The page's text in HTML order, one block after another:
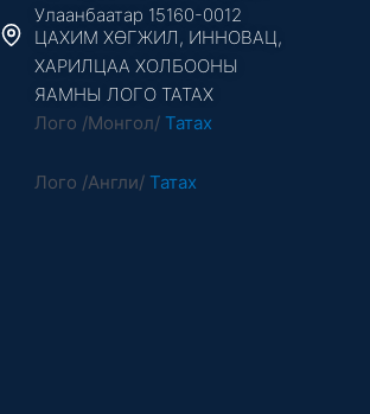
Улаанбаатар 15160-0012
ЦАХИМ ХӨГЖИЛ, ИННОВАЦ,
ХАРИЛЦАА ХОЛБООНЫ
ЯАМНЫ ЛОГО ТАТАХ
Лого /Монгол/Татах
Лого /Англи/Татах